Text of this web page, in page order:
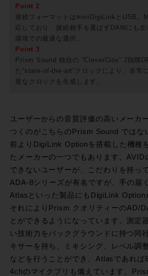
Point 2
接続フォーマットはminiDigiLinkとUSB。
応しており、接続相手を選ばずDAWにも
環境での最適な選択。
Point 3
Prism Sound 独自の “CleverClox” 2段階
た”state-of-the-art”クロックにより、非常
度なクロックを生成します。
ユーザーからの音質評価の高いメーカ
つくのがこちらのPrism Sound ではな
前よりDigiLink Optionを搭載した機種
たメーカーの一つでもあります。AVID
できないユーザーが、こだわりを持っ
ADA-8シリーズが有名ですが、手の届
Atlasといった製品にもDigiLink Option
それによりPrism クオリティーのAD/
とができるようになっています。測定
い技術力をバックグラウンドに持つ同
キサーを持ち、ミキシング、レベル調
などを行うことができ、Atlasであれば
4chのマイクプリも備えています。